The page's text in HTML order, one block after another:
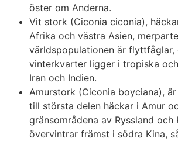
öster om Anderna.
Vit stork (Ciconia ciconia),
Afrika och västra Asien,
världspopulationen är flyttfåglar,
vinterkvarter ligger i tropiska
Iran och Indien.
Amurstork (Ciconia boyciana),
till största delen häckar i Amur
gränsområdena av Ryssland och
övervintrar främst i södra Kina,